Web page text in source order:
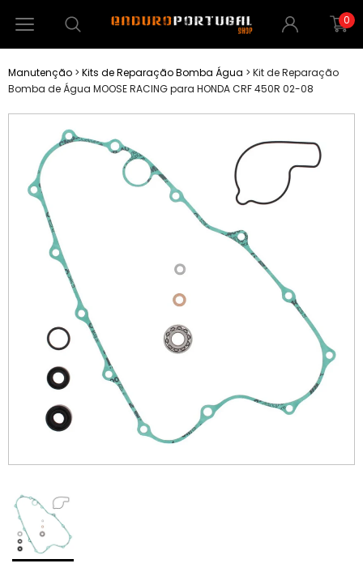
0
Manutenção > Kits de Reparação Bomba Água > Kit de Reparação
Bomba de Água MOOSE RACING para HONDA CRF 450R 02-08